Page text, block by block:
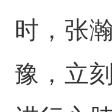
时，张
豫，立